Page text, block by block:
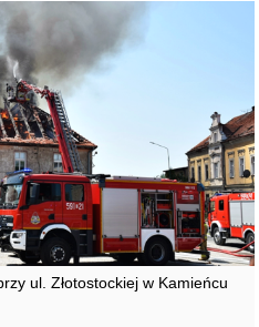
ul. Złotostockiej w Kamieńcu